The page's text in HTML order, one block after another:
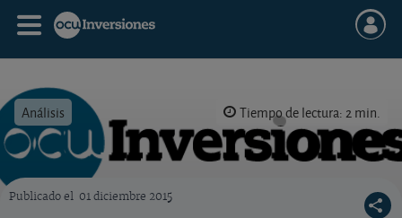
Análisis Tiempo de lectura: 2 min.
Publicado el 01 diciembre 2015